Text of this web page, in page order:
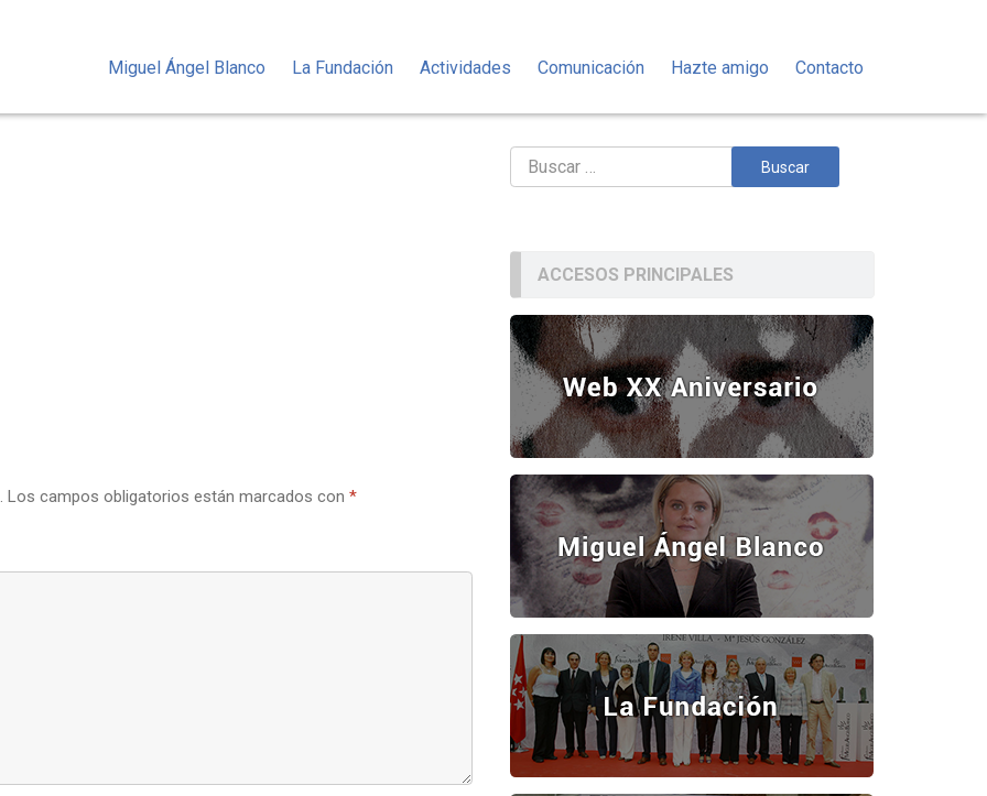
Miguel Ángel Blanco La Fundación Actividades Comunicación Hazte amigo Contacto
Los campos obligatorios están marcados con *
Buscar:
ACCESOS PRINCIPALES